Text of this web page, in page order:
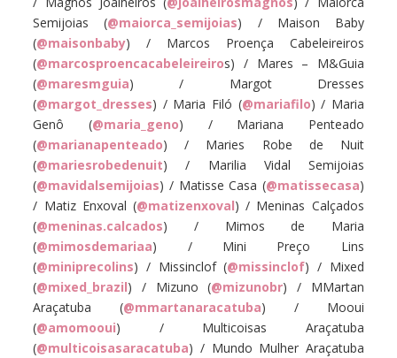
Semijoias (@maiorca_semijoias) / Maison Baby
(@maisonbaby) / Marcos Proença Cabeleireiros
(@marcosproencacabeleireiros) / Mares – M&Guia
(@maresmguia) / Margot Dresses
(@margot_dresses) / Maria Filó (@mariafilo) / Maria
Genô (@maria_geno) / Mariana Penteado
(@marianapenteado) / Maries Robe de Nuit
(@mariesrobedenuit) / Marilia Vidal Semijoias
(@mavidalsemijoias) / Matisse Casa (@matissecasa)
/ Matiz Enxoval (@matizenxoval) / Meninas Calçados
(@meninas.calcados) / Mimos de Maria
(@mimosdemariaa) / Mini Preço Lins
(@miniprecolins) / Missinclof (@missinclof) / Mixed
(@mixed_brazil) / Mizuno (@mizunobr) / MMartan
Araçatuba (@mmartanaracatuba) / Mooui
(@amomooui) / Multicoisas Araçatuba
(@multicoisasaracatuba) / Mundo Mulher Araçatuba